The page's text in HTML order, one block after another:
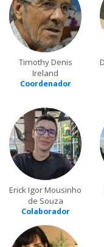
Timothy Denis
Ireland
Coordenador
Erick Igor Mousinho
de Souza
Colaborador